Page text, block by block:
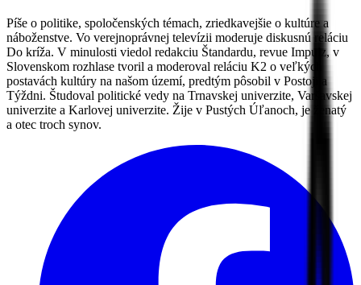
Píše o politike, spoločenských témach, zriedkavejšie o kultúre a
náboženstve. Vo verejnoprávnej televízii moderuje diskusnú reláciu
Do kríža. V minulosti viedol redakciu Štandardu, revue Impulz, v
Slovenskom rozhlase tvoril a moderoval reláciu K2 o veľkých
postavách kultúry na našom území, predtým pôsobil v Postoji a
Týždni. Študoval politické vedy na Trnavskej univerzite, Varšavskej
univerzite a Karlovej univerzite. Žije v Pustých Úľanoch, je ženatý
a otec troch synov.